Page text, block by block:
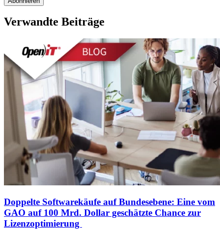
Verwandte Beiträge
Doppelte Softwarekäufe auf Bundesebene: Eine vom
GAO auf 100 Mrd. Dollar geschätzte Chance zur
Lizenzoptimierung